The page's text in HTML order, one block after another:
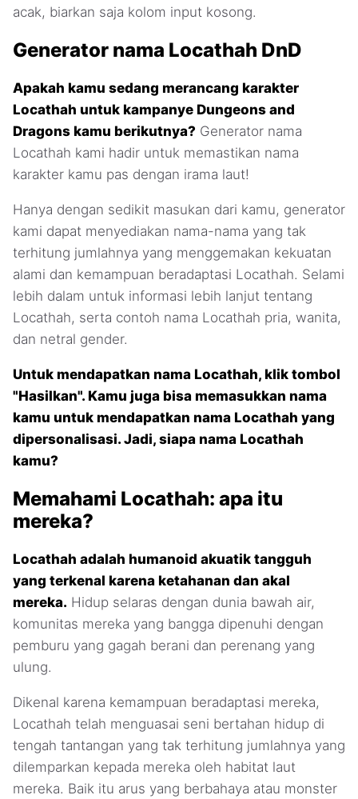
acak, biarkan saja kolom input kosong.
Generator nama Locathah DnD
Apakah kamu sedang merancang karakter
Locathah untuk kampanye Dungeons and
Dragons kamu berikutnya? Generator nama
Locathah kami hadir untuk memastikan nama
karakter kamu pas dengan irama laut!
Hanya dengan sedikit masukan dari kamu, generator
kami dapat menyediakan nama-nama yang tak
terhitung jumlahnya yang menggemakan kekuatan
alami dan kemampuan beradaptasi Locathah. Selami
lebih dalam untuk informasi lebih lanjut tentang
Locathah, serta contoh nama Locathah pria, wanita,
dan netral gender.
Untuk mendapatkan nama Locathah, klik tombol
"Hasilkan". Kamu juga bisa memasukkan nama
kamu untuk mendapatkan nama Locathah yang
dipersonalisasi. Jadi, siapa nama Locathah
kamu?
Memahami Locathah: apa itu
mereka?
Locathah adalah humanoid akuatik tangguh
yang terkenal karena ketahanan dan akal
mereka. Hidup selaras dengan dunia bawah air,
komunitas mereka yang bangga dipenuhi dengan
pemburu yang gagah berani dan perenang yang
ulung.
Dikenal karena kemampuan beradaptasi mereka,
Locathah telah menguasai seni bertahan hidup di
tengah tantangan yang tak terhitung jumlahnya yang
dilemparkan kepada mereka oleh habitat laut
mereka. Baik itu arus yang berbahaya atau monster